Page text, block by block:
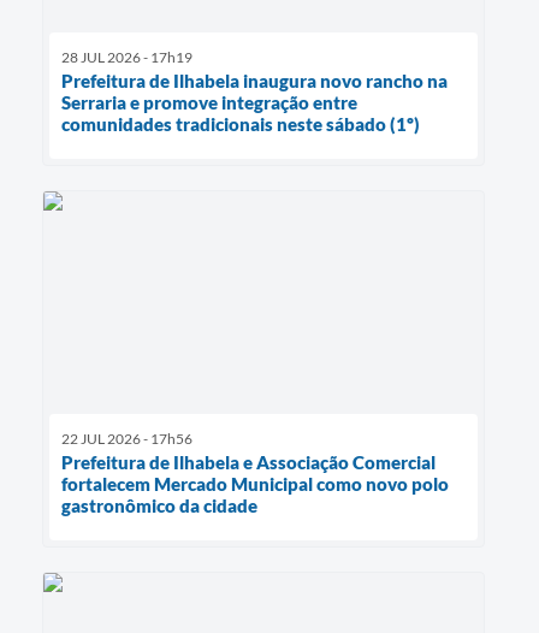
28 JUL 2026 - 17h19
Prefeitura de Ilhabela inaugura novo rancho na
Serraria e promove integração entre
comunidades tradicionais neste sábado (1º)
22 JUL 2026 - 17h56
Prefeitura de Ilhabela e Associação Comercial
fortalecem Mercado Municipal como novo polo
gastronômico da cidade